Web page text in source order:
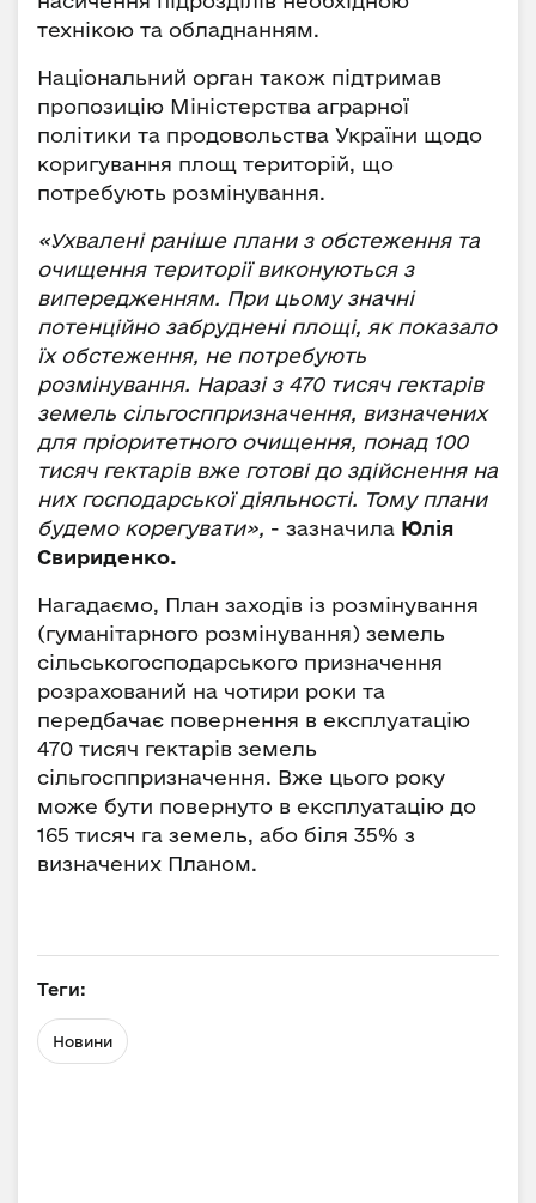
технікою та обладнанням.
Національний орган також підтримав
пропозицію Міністерства аграрної
політики та продовольства України щодо
коригування площ територій, що
потребують розмінування.
«Ухвалені раніше плани з обстеження та
очищення території виконуються з
випередженням. При цьому значні
потенційно забруднені площі, як показало
їх обстеження, не потребують
розмінування. Наразі з 470 тисяч гектарів
земель сільгосппризначення, визначених
для пріоритетного очищення, понад 100
тисяч гектарів вже готові до здійснення на
них господарської діяльності. Тому плани
будемо корегувати», - зазначила Юлія
Свириденко.
Нагадаємо, План заходів із розмінування
(гуманітарного розмінування) земель
сільськогосподарського призначення
розрахований на чотири роки та
передбачає повернення в експлуатацію
470 тисяч гектарів земель
сільгосппризначення. Вже цього року
може бути повернуто в експлуатацію до
165 тисяч га земель, або біля 35% з
визначених Планом.
Теги:
Новини